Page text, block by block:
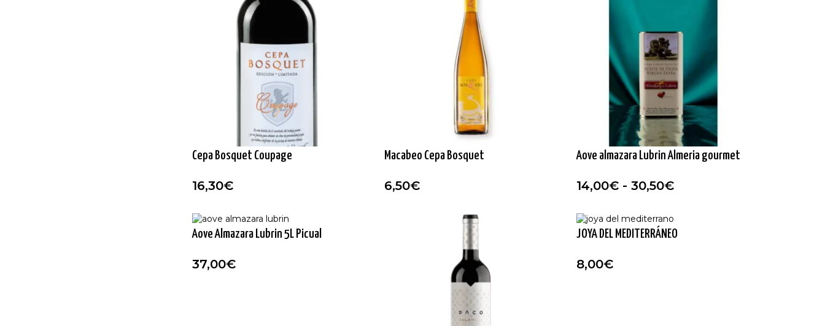
Cepa Bosquet Coupage
16,30€
Macabeo Cepa Bosquet
6,50€
Aove almazara Lubrin Almeria gourmet
14,00€ - 30,50€
Aove Almazara Lubrin 5L Picual
37,00€
JOYA DEL MEDITERRÁNEO
8,00€